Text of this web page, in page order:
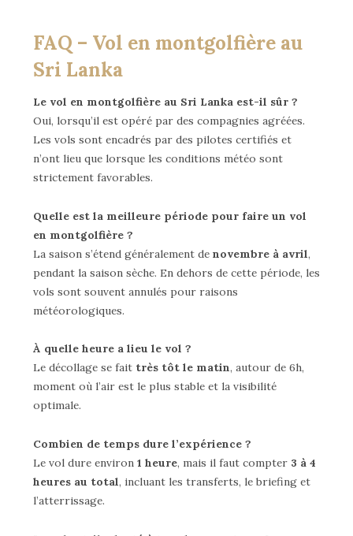
FAQ – Vol en montgolfière au
Sri Lanka
Le vol en montgolfière au Sri Lanka est-il sûr ?
Oui, lorsqu’il est opéré par des compagnies agréées.
Les vols sont encadrés par des pilotes certifiés et
n’ont lieu que lorsque les conditions météo sont
strictement favorables.
Quelle est la meilleure période pour faire un vol
en montgolfière ?
La saison s’étend généralement de novembre à avril,
pendant la saison sèche. En dehors de cette période, les
vols sont souvent annulés pour raisons
météorologiques.
À quelle heure a lieu le vol ?
Le décollage se fait très tôt le matin, autour de 6h,
moment où l’air est le plus stable et la visibilité
optimale.
Combien de temps dure l’expérience ?
Le vol dure environ 1 heure, mais il faut compter 3 à 4
heures au total, incluant les transferts, le briefing et
l’atterrissage.